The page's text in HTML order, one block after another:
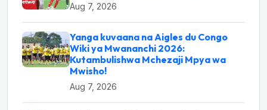
Aug 7, 2026
Yanga kuvaana na Aigles du Congo
Wiki ya Mwananchi 2026:
Kutambulishwa Mchezaji Mpya wa
Mwisho!
Aug 7, 2026